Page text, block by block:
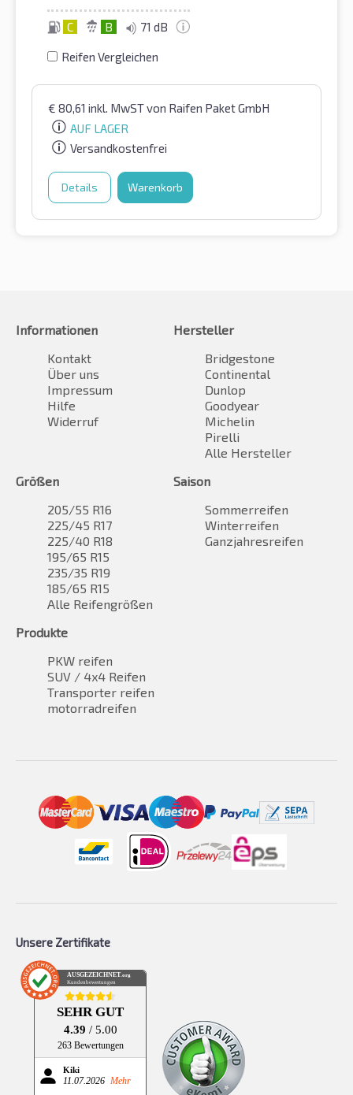
C B 71 dB
Reifen Vergleichen
€ 80,61 inkl. MwSTvon Raifen Paket GmbH
AUF LAGER
Versandkostenfrei
Details Warenkorb
Informationen
Kontakt
Über uns
Impressum
Hilfe
Widerruf
Hersteller
Bridgestone
Continental
Dunlop
Goodyear
Michelin
Pirelli
Alle Hersteller
Größen
205/55 R16
225/45 R17
225/40 R18
195/65 R15
235/35 R19
185/65 R15
Alle Reifengrößen
Saison
Sommerreifen
Winterreifen
Ganzjahresreifen
Produkte
PKW reifen
SUV / 4x4 Reifen
Transporter reifen
motorradreifen
Unsere Zertifikate
AUSGEZEICHNET .org
Kundenbewertungen
SEHR GUT
4.39 / 5.00
263 Bewertungen
Kiki
11.07.2026 Mehr